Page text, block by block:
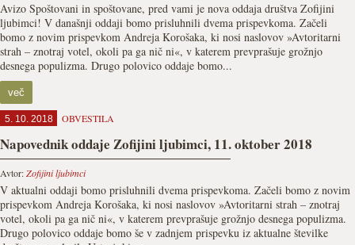
Avizo Spoštovani in spoštovane, pred vami je nova oddaja društva Zofijini
ljubimci! V današnji oddaji bomo prisluhnili dvema prispevkoma. Začeli
bomo z novim prispevkom Andreja Korošaka, ki nosi naslovov »Avtoritarni
strah – znotraj votel, okoli pa ga nič ni«, v katerem prevprašuje grožnjo
desnega populizma. Drugo polovico oddaje bomo...
več
5. 10. 2018 OBVESTILA
Napovednik oddaje Zofijini ljubimci, 11. oktober 2018
Avtor:Zofijini ljubimci
V aktualni oddaji bomo prisluhnili dvema prispevkoma. Začeli bomo z novim
prispevkom Andreja Korošaka, ki nosi naslovov »Avtoritarni strah – znotraj
votel, okoli pa ga nič ni«, v katerem prevprašuje grožnjo desnega populizma.
Drugo polovico oddaje bomo še v zadnjem prispevku iz aktualne številke